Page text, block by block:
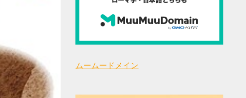
ムームードメイン